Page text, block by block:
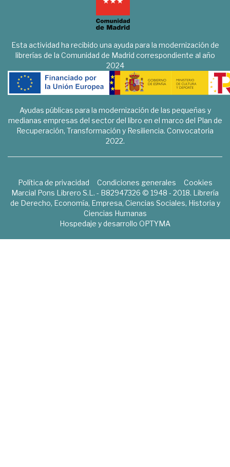
Esta actividad ha recibido una ayuda para la modernización de
librerías de la Comunidad de Madrid correspondiente al año
2024
Ayudas públicas para la modernización de las pequeñas y
medianas empresas del sector del libro en el marco del Plan de
Recuperación, Transformación y Resiliencia. Convocatoria
2022.
Política de privacidad Condiciones generales
Cookies
Marcial Pons Librero S.L. - B82947326 © 1948 - 2018. Librería
de Derecho, Economía, Empresa, Ciencias Sociales, Historia y
Ciencias Humanas
Hospedaje y desarrollo OPTYMA